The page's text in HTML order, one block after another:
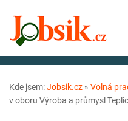
Kde jsem:Jobsik.cz » Volná
v oboru Výroba a průmysl